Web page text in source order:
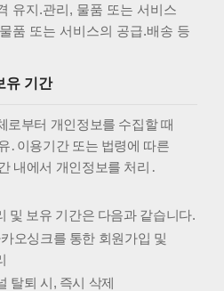
유지.관리, 물품 또는 서비스
품 또는 서비스의 공급.배송 등
유 기간
로부터 개인정보를 수집할 때
․이용기간 또는 법령에 따른
내에서 개인정보를 처리․
및 보유 기간은 다음과 같습니다.
오싱크를 통한 회원가입 및
탈퇴 시, 즉시 삭제